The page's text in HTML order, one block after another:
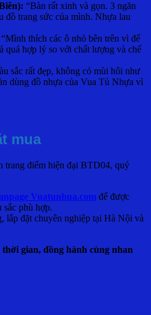
“Bàn rất xinh và gọn. 3 ngăn
đồ trang sức của mình. Nhựa lau
“Mình thích các ô nhỏ bên trên vì để
quá hợp lý so với chất lượng và chế
sắc rất đẹp, không có mùi hôi như
dùng đồ nhựa của Vua Tủ Nhựa vì
mua
trang điểm hiện đại BTD04, quý
Vuatunhua.com để được
sắc phù hợp.
lắp đặt chuyên nghiệp tại Hà Nội và
gian, đồng hành cùng nhan